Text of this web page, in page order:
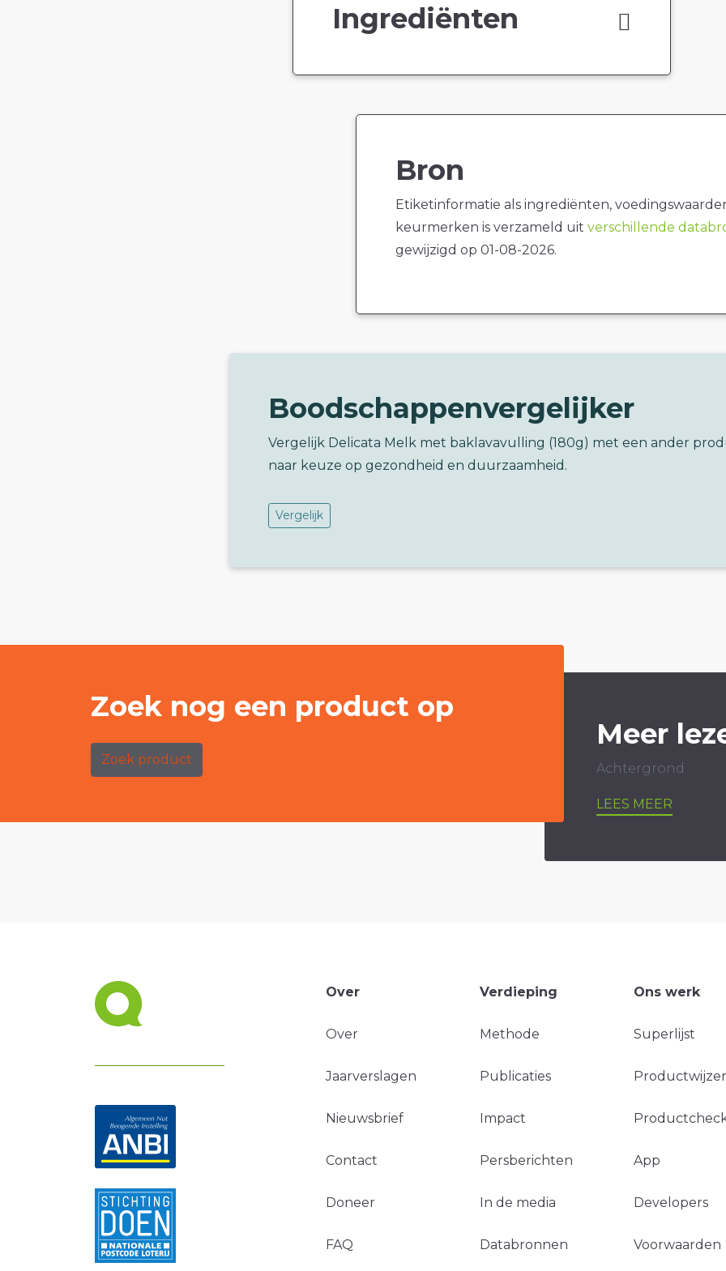
Ingrediënten
Bron
Etiketinformatie als ingrediënten,
keurmerken is verzameld uit verschillende
gewijzigd op 01-08-2026.
Boodschappenvergelijker
Vergelijk Delicata Melk met baklavavulling (180g) met een ander
naar keuze op gezondheid en duurzaamheid.
Vergelijk
Zoek nog een product op
Zoek product
Meer
Achtergrond
LEES MEER
Over
Over
Jaarverslagen
Nieuwsbrief
Contact
Doneer
FAQ
Verdieping
Methode
Publicaties
Impact
Persberichten
In de media
Databronnen
Ons werk
Superlijst
App
Developers
Voorwaarden